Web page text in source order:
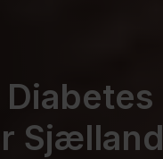
Sjælland